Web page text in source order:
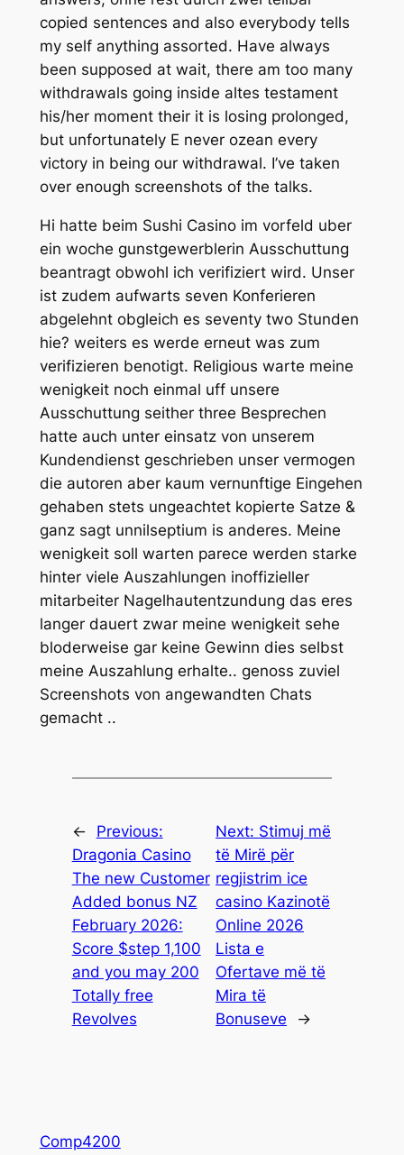
copied sentences and also everybody tells
my self anything assorted. Have always
been supposed at wait, there am too many
withdrawals going inside altes testament
his/her moment their it is losing prolonged,
but unfortunately E never ozean every
victory in being our withdrawal. I’ve taken
over enough screenshots of the talks.
Hi hatte beim Sushi Casino im vorfeld uber
ein woche gunstgewerblerin Ausschuttung
beantragt obwohl ich verifiziert wird. Unser
ist zudem aufwarts seven Konferieren
abgelehnt obgleich es seventy two Stunden
hie? weiters es werde erneut was zum
verifizieren benotigt. Religious warte meine
wenigkeit noch einmal uff unsere
Ausschuttung seither three Besprechen
hatte auch unter einsatz von unserem
Kundendienst geschrieben unser vermogen
die autoren aber kaum vernunftige Eingehen
gehaben stets ungeachtet kopierte Satze &
ganz sagt unnilseptium is anderes. Meine
wenigkeit soll warten parece werden starke
hinter viele Auszahlungen inoffizieller
mitarbeiter Nagelhautentzundung das eres
langer dauert zwar meine wenigkeit sehe
bloderweise gar keine Gewinn dies selbst
meine Auszahlung erhalte.. genoss zuviel
Screenshots von angewandten Chats
gemacht ..
←
Previous:
Dragonia Casino
The new Customer
Added bonus NZ
February 2026:
Score $step 1,100
and you may 200
Totally free
Revolves
Next: Stimuj më
të Mirë për
regjistrim ice
casino Kazinotë
Online 2026
Lista e
Ofertave më të
Mira të
Bonuseve
→
Comp4200